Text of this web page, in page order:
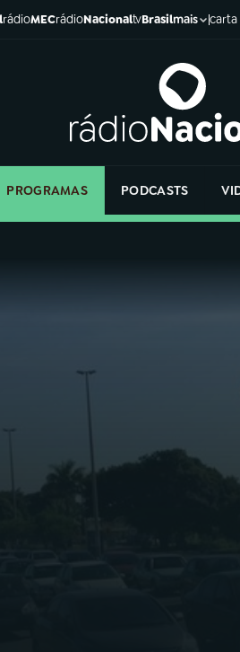
rádioMECrádioNacionaltvBrasilmais carta
PROGRAMAS PODCASTS